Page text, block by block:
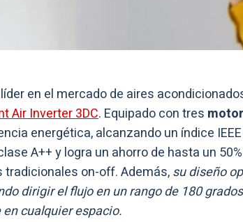
en el mercado de aires
Air Inverter 3DC. Equipado con tres
energética, alcanzando un índice
A++ y logra un ahorro de hasta un
on-off. Además,su diseño
dirigir el flujo en un rango de 180
cualquier espacio.